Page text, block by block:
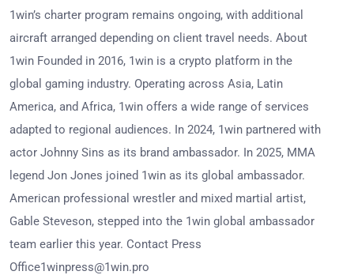
1win’s charter program remains ongoing, with additional
aircraft arranged depending on client travel needs. About
1win Founded in 2016, 1win is a crypto platform in the
global gaming industry. Operating across Asia, Latin
America, and Africa, 1win offers a wide range of services
adapted to regional audiences. In 2024, 1win partnered with
actor Johnny Sins as its brand ambassador. In 2025, MMA
legend Jon Jones joined 1win as its global ambassador.
American professional wrestler and mixed martial artist,
Gable Steveson, stepped into the 1win global ambassador
team earlier this year. Contact Press
Office1winpress@1win.pro